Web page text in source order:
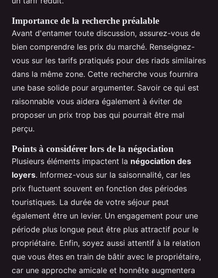
Importance de la recherche préalable
Avant d'entamer toute discussion, assurez-vous de
bien comprendre les prix du marché. Renseignez-
vous sur les tarifs pratiqués pour des riads similaires
dans la même zone. Cette recherche vous fournira
une base solide pour argumenter. Savoir ce qui est
raisonnable vous aidera également à éviter de
proposer un prix trop bas qui pourrait être mal
perçu.
Points à considérer lors de la négociation
Plusieurs éléments impactent la négociation des
loyers. Informez-vous sur la saisonnalité, car les
prix fluctuent souvent en fonction des périodes
touristiques. La durée de votre séjour peut
également être un levier. Un engagement pour une
période plus longue peut être plus attractif pour le
propriétaire. Enfin, soyez aussi attentif à la relation
que vous êtes en train de bâtir avec le propriétaire,
car une approche amicale et honnête augmentera